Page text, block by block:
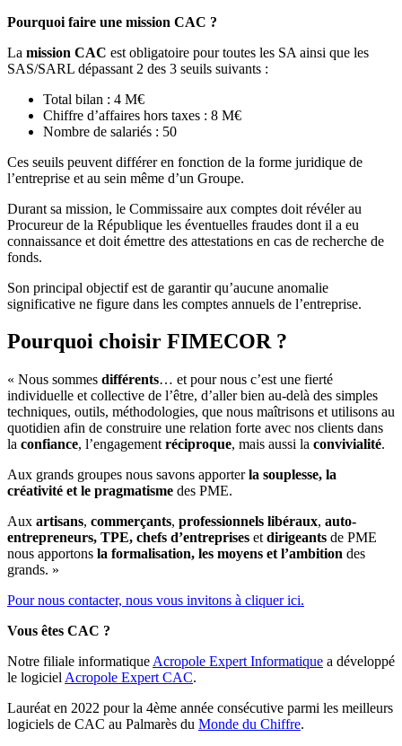
Pourquoi faire une mission CAC ?
La mission CAC est obligatoire pour toutes les SA ainsi que les
SAS/SARL dépassant 2 des 3 seuils suivants :
Total bilan : 4 M€
Chiffre d’affaires hors taxes : 8 M€
Nombre de salariés : 50
Ces seuils peuvent différer en fonction de la forme juridique de
l’entreprise et au sein même d’un Groupe.
Durant sa mission, le Commissaire aux comptes doit révéler au
Procureur de la République les éventuelles fraudes dont il a eu
connaissance et doit émettre des attestations en cas de recherche de
fonds.
Son principal objectif est de garantir qu’aucune anomalie
significative ne figure dans les comptes annuels de l’entreprise.
Pourquoi choisir FIMECOR ?
« Nous sommes différents… et pour nous c’est une fierté
individuelle et collective de l’être, d’aller bien au-delà des simples
techniques, outils, méthodologies, que nous maîtrisons et utilisons au
quotidien afin de construire une relation forte avec nos clients dans
la confiance, l’engagement réciproque, mais aussi la convivialité.
Aux grands groupes nous savons apporterla souplesse, la
créativité et le pragmatisme des PME.
Aux artisans, commerçants, professionnels libéraux, auto-
entrepreneurs, TPE, chefs d’entreprises et dirigeants de PME
nous apportons la formalisation, les moyens et l’ambition des
grands. »
Pour nous contacter, nous vous invitons à cliquer ici.
Vous êtes CAC ?
Notre filiale informatique Acropole Expert Informatique a développé
le logiciel Acropole Expert CAC.
Lauréat en 2022 pour la 4ème année consécutive parmi les meilleurs
logiciels de CAC au Palmarès du Monde du Chiffre.